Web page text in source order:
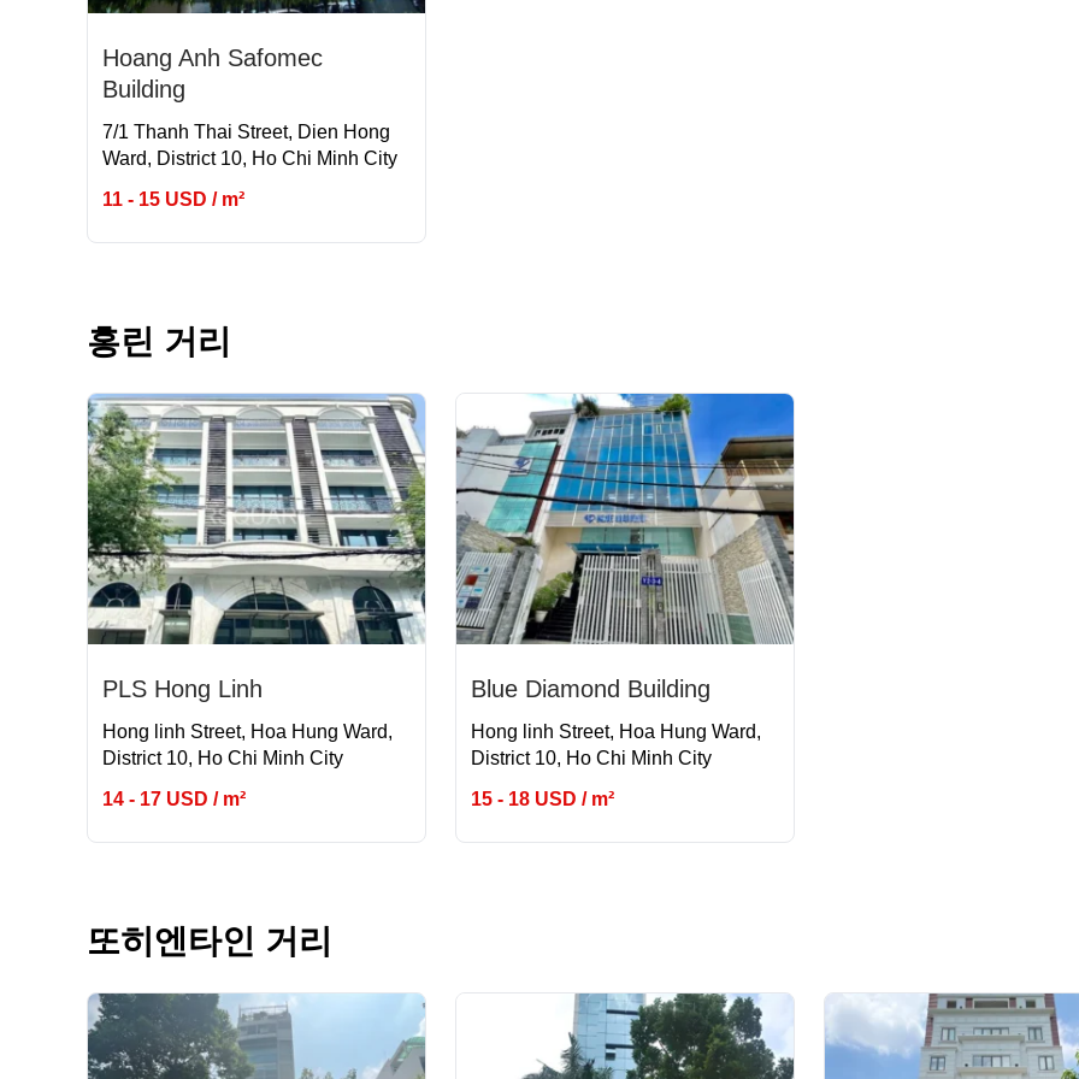
Hoang Anh Safomec
Building
7/1 Thanh Thai Street, Dien Hong
Ward, District 10, Ho Chi Minh City
11 - 15 USD / m²
홍린 거리
PLS Hong Linh
Hong linh Street, Hoa Hung Ward,
District 10, Ho Chi Minh City
14 - 17 USD / m²
Blue Diamond Building
Hong linh Street, Hoa Hung Ward,
District 10, Ho Chi Minh City
15 - 18 USD / m²
또히엔타인 거리